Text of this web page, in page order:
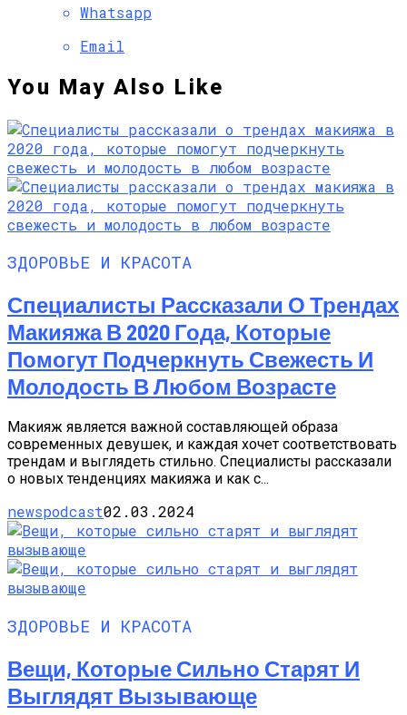
Whatsapp
Email
You May Also Like
ЗДОРОВЬЕ И КРАСОТА
Специалисты Рассказали О Трендах
Макияжа В 2020 Года, Которые
Помогут Подчеркнуть Свежесть И
Молодость В Любом Возрасте
Макияж является важной составляющей образа
современных девушек, и каждая хочет соответствовать
трендам и выглядеть стильно. Специалисты рассказали
о новых тенденциях макияжа и как с...
newspodcast02.03.2024
ЗДОРОВЬЕ И КРАСОТА
Вещи, Которые Сильно Старят И
Выглядят Вызывающе